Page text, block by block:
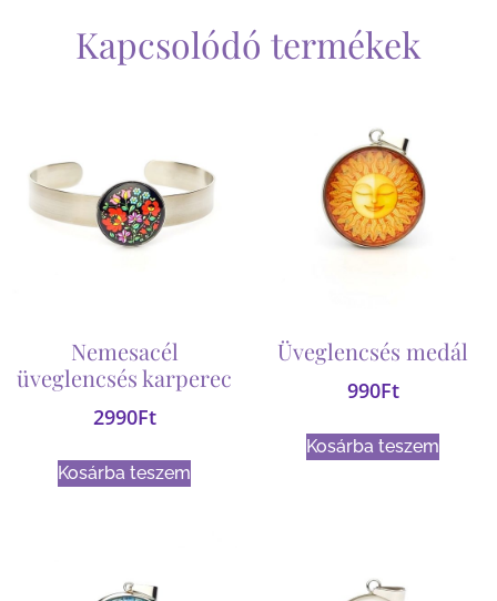
Kapcsolódó termékek
Nemesacél
üveglencsés karperec
2990Ft
Kosárba teszem
Üveglencsés medál
990Ft
Kosárba teszem